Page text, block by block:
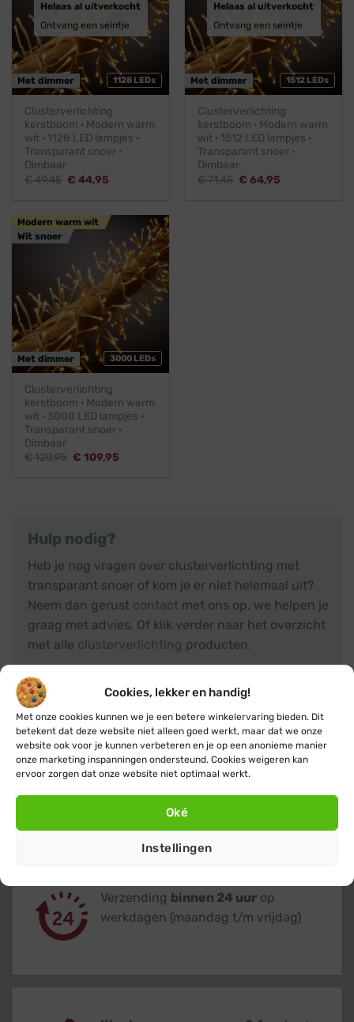
Cookies, lekker en handig!
Met onze cookies kunnen we je een betere winkelervaring bieden. Dit
betekent dat deze website niet alleen goed werkt, maar dat we onze
website ook voor je kunnen verbeteren en je op een anonieme manier
onze marketing inspanningen ondersteund. Cookies weigeren kan
ervoor zorgen dat onze website niet optimaal werkt.
Oké
Instellingen
1128 LEDs
Met dimmer
Helaas al uitverkocht
Ontvang een seintje
Clusterverlichting
kerstboom · Modern warm
wit · 1128 LED lampjes ·
Transparant snoer ·
Dimbaar
€49,45 Oorspronkelijke
€ 44,95
1512 LEDs
Met dimmer
Helaas al uitverkocht
Ontvang een seintje
Clusterverlichting
kerstboom · Modern warm
wit · 1512 LED lampjes ·
Transparant snoer ·
Dimbaar
€71,45 Oorspronkelijke
€ 64,95
3000 LEDs
Modern warm wit
Wit snoer
Met dimmer
Clusterverlichting
kerstboom · Modern warm
wit · 3000 LED lampjes ·
Transparant snoer ·
Dimbaar
€120,95 Oorspronkelijke
€ 109,95
Hulp nodig?
Heb je nog vragen over clusterverlichting met
transparant snoer of kom je er niet helemaal uit?
Neem dan gerust contact met ons op, we helpen je
graag met advies. Of klik verder naar het overzicht
met alle clusterverlichting producten.
Gratisof lage (€ 3,95) verzendkosten
Verzending binnen 24 uur op
werkdagen (maandag t/m vrijdag)